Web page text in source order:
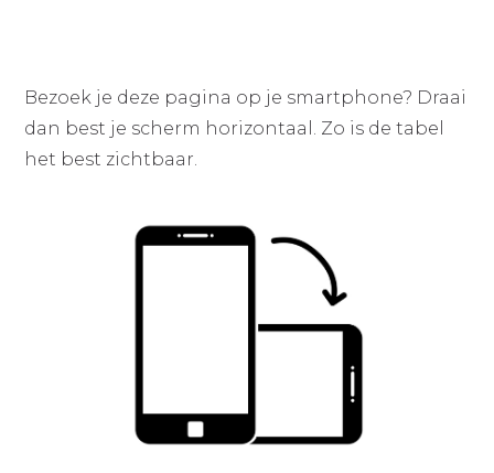
Bezoek je deze pagina op je smartphone? Draai
dan best je scherm horizontaal. Zo is de tabel
het best zichtbaar.